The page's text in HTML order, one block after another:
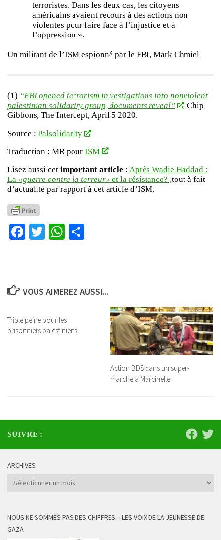
terroristes. Dans les deux cas, les citoyens
américains avaient recours à des actions non
violentes pour faire face à l’injustice et à
l’oppression ».
Un militant de l’ISM espionné par le FBI, Mark Chmiel
(1) “FBI opened terrorism in vestigations into nonviolent
palestinian solidarity group, documents reveal”
, Chip
Gibbons, The Intercept, April 5 2020.
Source : Palsolidarity
Traduction : MR pour ISM
Lisez aussi cet important article : Après Wadie Haddad :
La «guerre contre la terreur» et la résistance? ,tout à fait
d’actualité par rapport à cet article d’ISM.
Facebook
TwitterWhatsApp
VOUS AIMEREZ AUSSI...
Triple peine pour les
prisonniers palestiniens
Action BDS dans un super-
marché à Marcinelle
SUIVRE :
ARCHIVES
Archives
NOUS NE SOMMES PAS DES CHIFFRES – LES VOIX DE LA JEUNESSE DE
GAZA